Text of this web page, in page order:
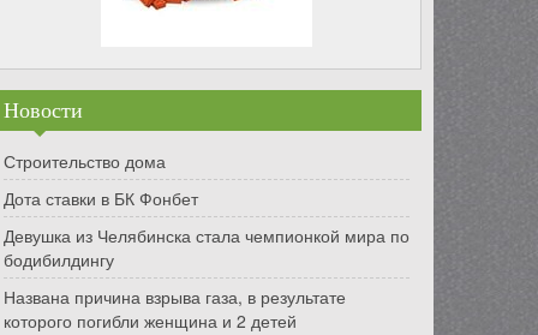
Новости
Строительство дома
Дота ставки в БК Фонбет
Девушка из Челябинска стала чемпионкой мира по
бодибилдингу
Названа причина взрыва газа, в результате
которого погибли женщина и 2 детей